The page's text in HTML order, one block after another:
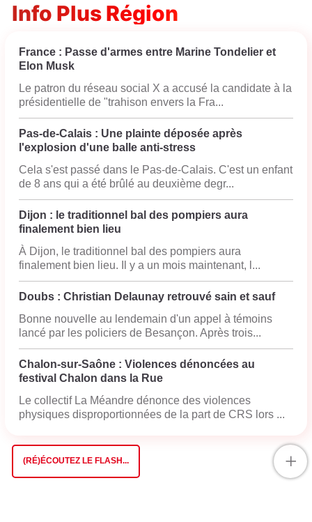
Info Plus Région
France : Passe d'armes entre Marine Tondelier et
Elon Musk
Le patron du réseau social X a accusé la candidate à la
présidentielle de "trahison envers la Fra...
Pas-de-Calais : Une plainte déposée après
l'explosion d'une balle anti-stress
Cela s'est passé dans le Pas-de-Calais. C'est un enfant
de 8 ans qui a été brûlé au deuxième degr...
Dijon : le traditionnel bal des pompiers aura
finalement bien lieu
À Dijon, le traditionnel bal des pompiers aura
finalement bien lieu. Il y a un mois maintenant, l...
Doubs : Christian Delaunay retrouvé sain et sauf
Bonne nouvelle au lendemain d'un appel à témoins
lancé par les policiers de Besançon. Après trois...
Chalon-sur-Saône : Violences dénoncées au
festival Chalon dans la Rue
Le collectif La Méandre dénonce des violences
physiques disproportionnées de la part de CRS lors ...
(RÉ)ÉCOUTEZ LE FLASH... +